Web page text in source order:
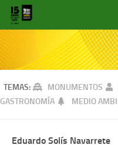
TEMAS: MONUMENTOS
GASTRONOMÍA
MEDIO
Eduardo Solís Navarrete